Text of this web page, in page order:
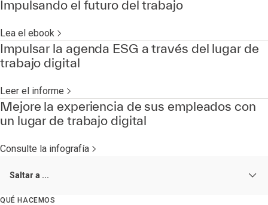
Impulsando el futuro del trabajo
Lea el ebook
Impulsar la agenda ESG a través del lugar de
trabajo digital
Leer el informe
Mejore la experiencia de sus empleados con
un lugar de trabajo digital
Consulte la infografía
Saltar a ...
QUÉ HACEMOS